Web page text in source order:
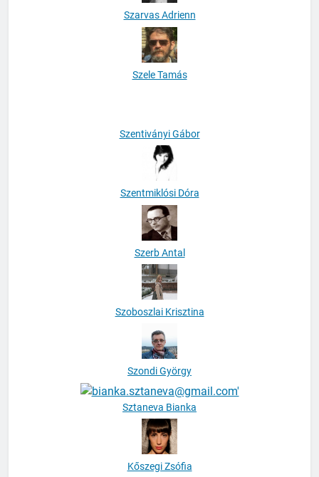
Szarvas Adrienn
Szele Tamás
Szentiványi Gábor
Szentmiklósi Dóra
Szerb Antal
Szoboszlai Krisztina
Szondi György
Sztaneva Bianka
Kőszegi Zsófia